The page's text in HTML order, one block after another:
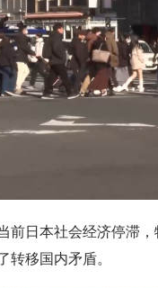
前日本社会经济停滞
移国内矛盾。